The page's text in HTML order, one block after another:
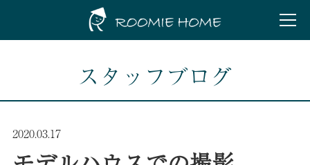
スタッフブログ
2020.03.17